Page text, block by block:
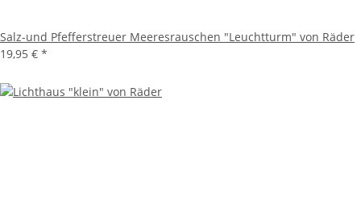
Salz-und Pfefferstreuer Meeresrauschen "Leuchtturm" von Räder
19,95 € *